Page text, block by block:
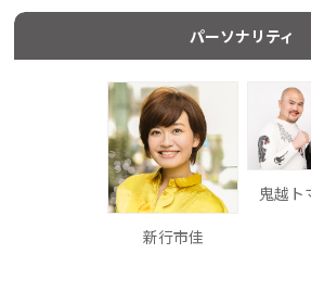
パーソナリティ
新行市佳
鬼越ト